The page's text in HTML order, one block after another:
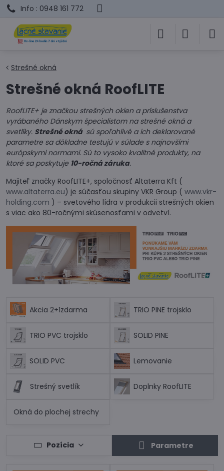
Info : 0948 161 772
Strešné okná
Strešné okná RoofLITE
RoofLITE+ je značkou strešných okien a príslušenstva
vyrábaného Dánskym špecialistom na strešné okná a
svetlíky. Strešné okná sú spoľahlivé a ich deklarované
parametre sa dôkladne testujú v súlade s najnovšími
európskymi normami. Sú to vysoko kvalitné produkty, na
ktoré sa poskytuje 10-ročná záruka.
Majiteľ značky RoofLITE+, spoločnosť Altaterra Kft (
www.altaterra.eu) je súčasťou skupiny VKR Group ( www.vkr-
holding.com ) – svetového lídra v produkcii strešných okien
s viac ako 80-ročnými skúsenosťami v odvetví.
Akcia 2+1zdarma TRIO PINE trojsklo
TRIO PVC trojsklo SOLID PINE
SOLID PVC Lemovanie
Strešný svetlík Doplnky RoofLITE
Okná do plochej strechy
Pozícia Parametre